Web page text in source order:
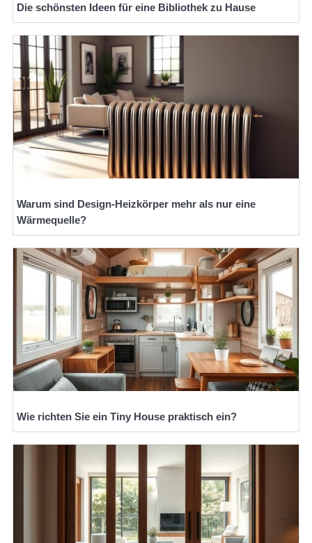
Die schönsten Ideen für eine Bibliothek zu Hause
Warum sind Design-Heizkörper mehr als nur eine
Wärmequelle?
Wie richten Sie ein Tiny House praktisch ein?